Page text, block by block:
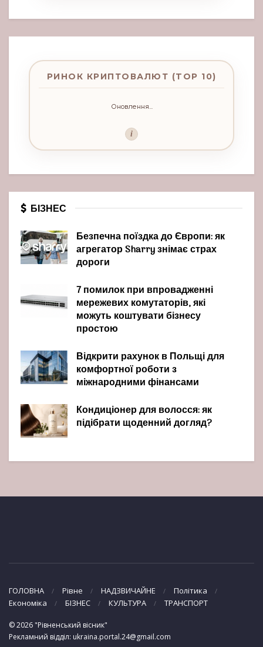
РИНОК КРИПТОВАЛЮТ (TOP 10)
Оновлення...
i
БІЗНЕС
Безпечна поїздка до Європи: як
агрегатор Sharry знімає страх
дороги
7 помилок при впровадженні
мережевих комутаторів, які
можуть коштувати бізнесу
простою
Відкрити рахунок в Польщі для
комфортної роботи з
міжнародними фінансами
Кондиціонер для волосся: як
підібрати щоденний догляд?
ГОЛОВНА Рівне НАДЗВИЧАЙНЕ
Політика
Економіка
БІЗНЕС КУЛЬТУРА ТРАНСПОРТ
© 2026 "Рівненський вісник"
Рекламний відділ: ukraina.portal.24@gmail.com